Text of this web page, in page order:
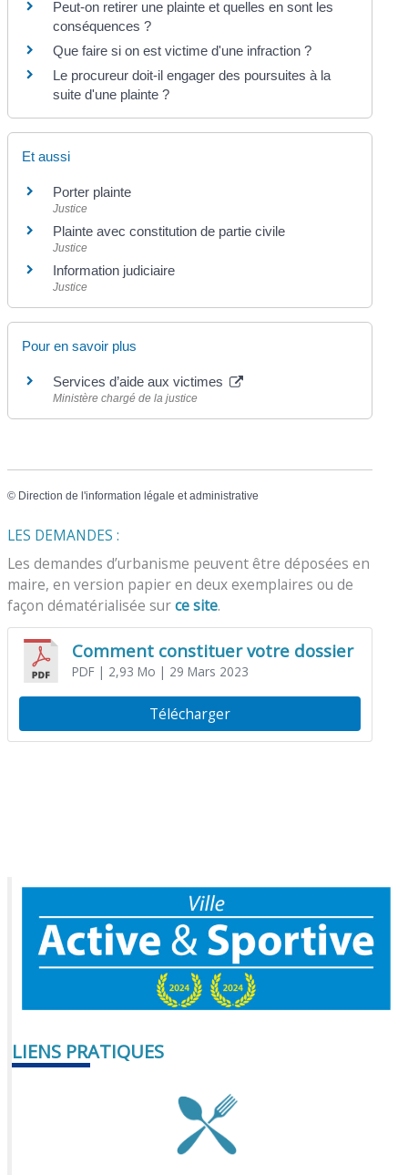
Peut-on retirer une plainte et quelles en sont les
conséquences ?
Que faire si on est victime d'une infraction ?
Le procureur doit-il engager des poursuites à la
suite d'une plainte ?
Et aussi
Porter plainte
Justice
Plainte avec constitution de partie civile
Justice
Information judiciaire
Justice
Pour en savoir plus
Services d’aide aux victimes
Ministère chargé de la justice
© Direction de l'information légale et administrative
LES DEMANDES :
Les demandes d’urbanisme peuvent être déposées en
maire, en version papier en deux exemplaires ou de
façon dématérialisée surce site.
Comment constituer votre dossier
PDF| 2,93 Mo | 29 Mars 2023
Télécharger
LIENS PRATIQUES